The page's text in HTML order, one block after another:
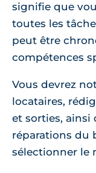
signifie que
toutes les
peut être
compétences
Vous devrez
locataires,
et sorties, ainsi
réparations du
sélectionner le